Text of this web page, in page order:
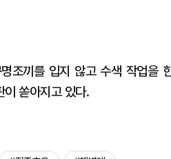
조끼를 입지 않고 수색 작업을
쏟아지고 있다.